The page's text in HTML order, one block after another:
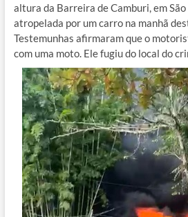
altura da Barreira de Camburi, em
atropelada por um carro na manhã
Testemunhas afirmaram que o
com uma moto. Ele fugiu do local do